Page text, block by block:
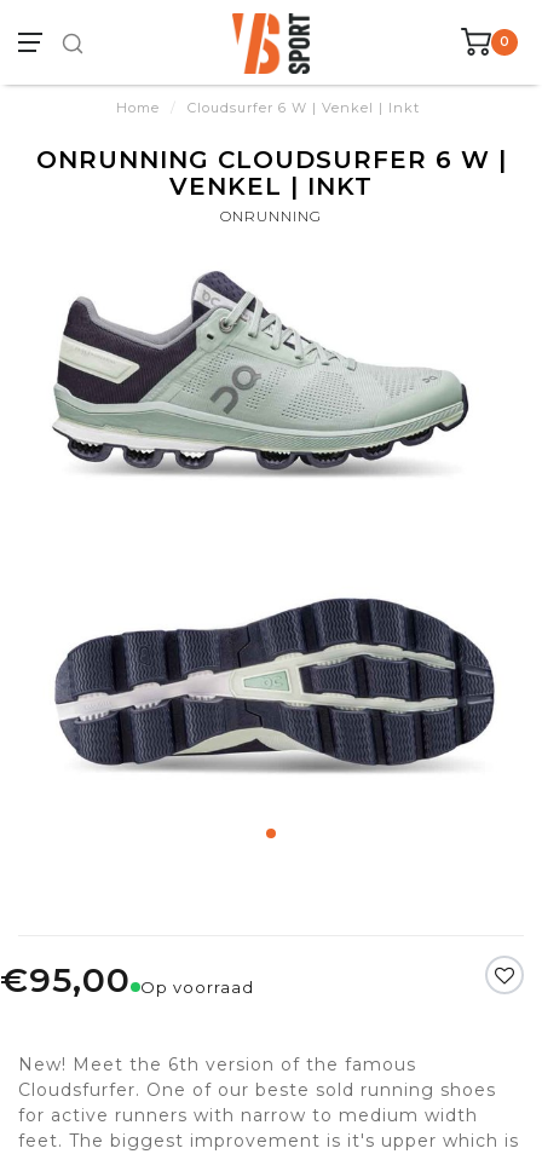
0
Home / Cloudsurfer 6 W | Venkel | Inkt
ONRUNNING CLOUDSURFER 6 W |
VENKEL | INKT
ONRUNNING
€95,00 Op voorraad
New! Meet the 6th version of the famous
Cloudsfurfer. One of our beste sold running shoes
for active runners with narrow to medium width
feet. The biggest improvement is it's upper which is